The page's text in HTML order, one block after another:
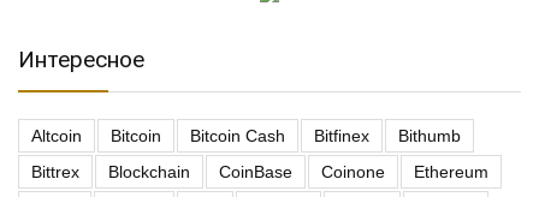
Интересное
Altcoin Bitcoin Bitcoin Cash Bitfinex
Bithumb
Bittrex
Blockchain CoinBase Coinone
Ethereum